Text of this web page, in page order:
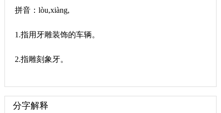
拼音：lòu,xiàng,
1.指用牙雕装饰的车辆。
2.指雕刻象牙。
分字解释